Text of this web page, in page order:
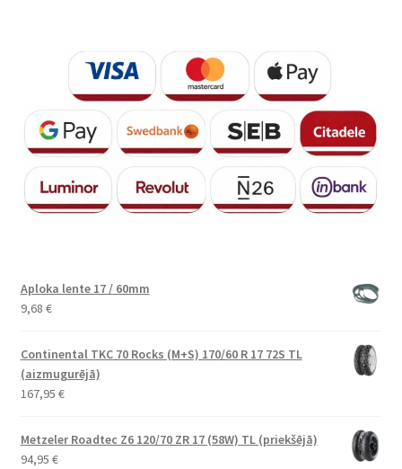
Aploka lente 17 / 60mm
9,68 €
Continental TKC 70 Rocks (M+S) 170/60 R 17 72S TL
(aizmugurējā)
167,95 €
Metzeler Roadtec Z6 120/70 ZR 17 (58W) TL (priekšējā)
94,95 €